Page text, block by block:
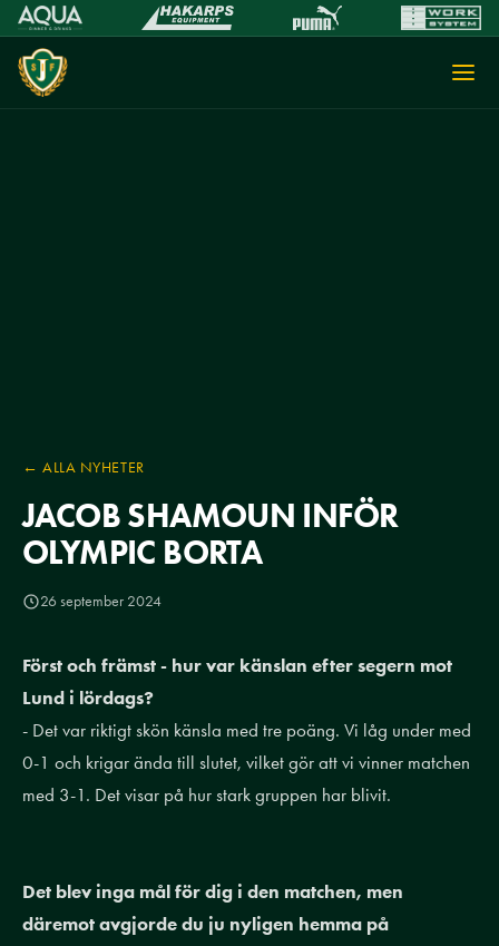
← ALLA NYHETER
JACOB SHAMOUN INFÖR
OLYMPIC BORTA
26 september 2024
Först och främst - hur var känslan efter segern mot
Lund i lördags?
- Det var riktigt skön känsla med tre poäng. Vi låg under med
0-1 och krigar ända till slutet, vilket gör att vi vinner matchen
med 3-1. Det visar på hur stark gruppen har blivit.
Det blev inga mål för dig i den matchen, men
däremot avgjorde du ju nyligen hemma på